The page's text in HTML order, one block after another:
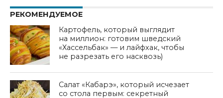
РЕКОМЕНДУЕМОЕ
Картофель, который выглядит
на миллион: готовим шведский
«Хассельбак» — и лайфхак, чтобы
не разрезать его насквозь)
Салат «Кабарэ», который исчезает
со стола первым: секретный